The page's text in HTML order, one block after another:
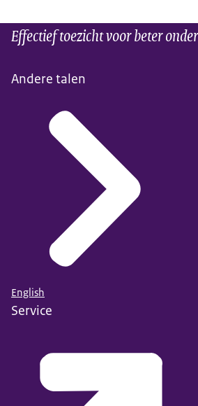
Effectief toezicht voor beter
Andere talen
English
Service